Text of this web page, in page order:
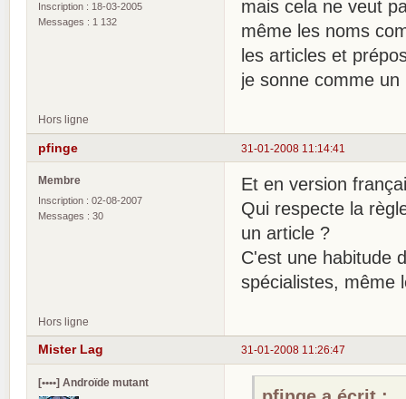
Inscription : 18-03-2005
Messages : 1 132
mais cela ne veut
même les noms
les articles et
je sonne comme
Hors ligne
31-01-2008 11:14:41
pfinge
Membre
Inscription : 02-08-2007
Messages : 30
Et en version
Qui respecte la
un article ?
C'est une habitude
spécialistes, même
Hors ligne
31-01-2008 11:26:47
Mister Lag
[••••] Androïde mutant